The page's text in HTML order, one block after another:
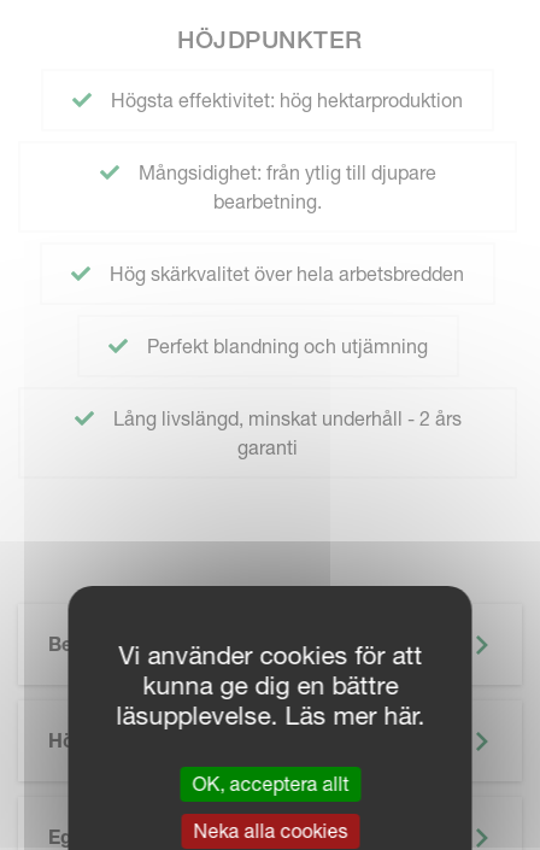
HÖJDPUNKTER
Högsta effektivitet: hög hektarproduktion
Mångsidighet: från ytlig till djupare
bearbetning.
Hög skärkvalitet över hela arbetsbredden
Perfekt blandning och utjämning
Lång livslängd, minskat underhåll - 2 års
garanti
Beskrivning
Höjdpunkter
Egenskaper
Vi använder cookies för att
kunna ge dig en bättre
läsupplevelse. Läs mer här.
OK, acceptera allt
Neka alla cookies